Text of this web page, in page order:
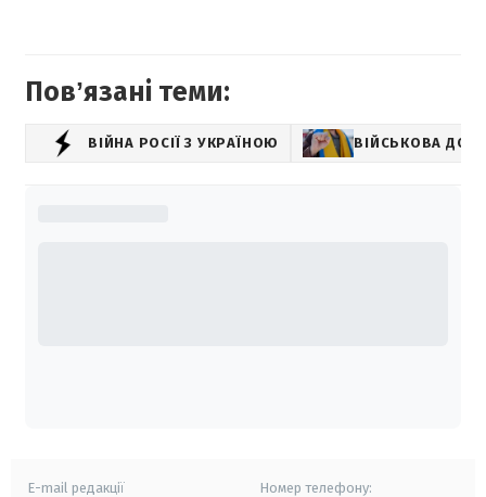
Повʼязані теми:
ВІЙНА РОСІЇ З УКРАЇНОЮ ВІЙСЬКОВА
E-mail редакції Номер телефону: